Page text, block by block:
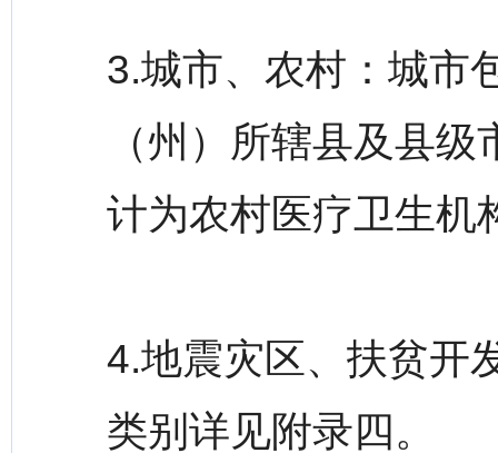
3.城市、农村：城市
（州）所辖县及县
计为农村医疗卫生机
4.地震灾区、扶贫开
类别详见附录四。